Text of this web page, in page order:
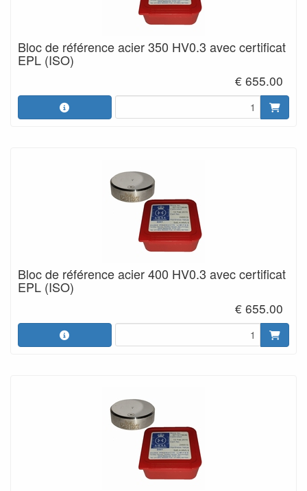
Bloc de référence acier 350 HV0.3 avec certificat
EPL (ISO)
€ 655.00
Bloc de référence acier 400 HV0.3 avec certificat
EPL (ISO)
€ 655.00